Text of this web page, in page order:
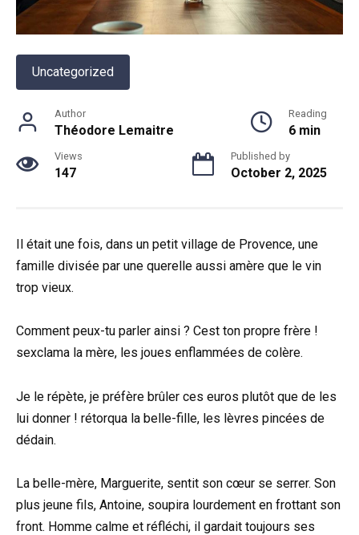
Uncategorized
Author
Théodore Lemaitre
Reading
6 min
Views
147
Published by
October 2, 2025
Il était une fois, dans un petit village de Provence, une
famille divisée par une querelle aussi amère que le vin
trop vieux.
Comment peux-tu parler ainsi ? Cest ton propre frère !
sexclama la mère, les joues enflammées de colère.
Je le répète, je préfère brûler ces euros plutôt que de les
lui donner ! rétorqua la belle-fille, les lèvres pincées de
dédain.
La belle-mère, Marguerite, sentit son cœur se serrer. Son
plus jeune fils, Antoine, soupira lourdement en frottant son
front. Homme calme et réfléchi, il gardait toujours ses